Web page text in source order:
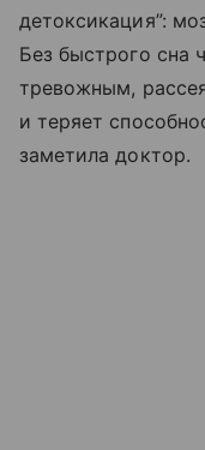
детоксикация”:
Без быстрого сна
тревожным,
и теряет
заметила доктор.